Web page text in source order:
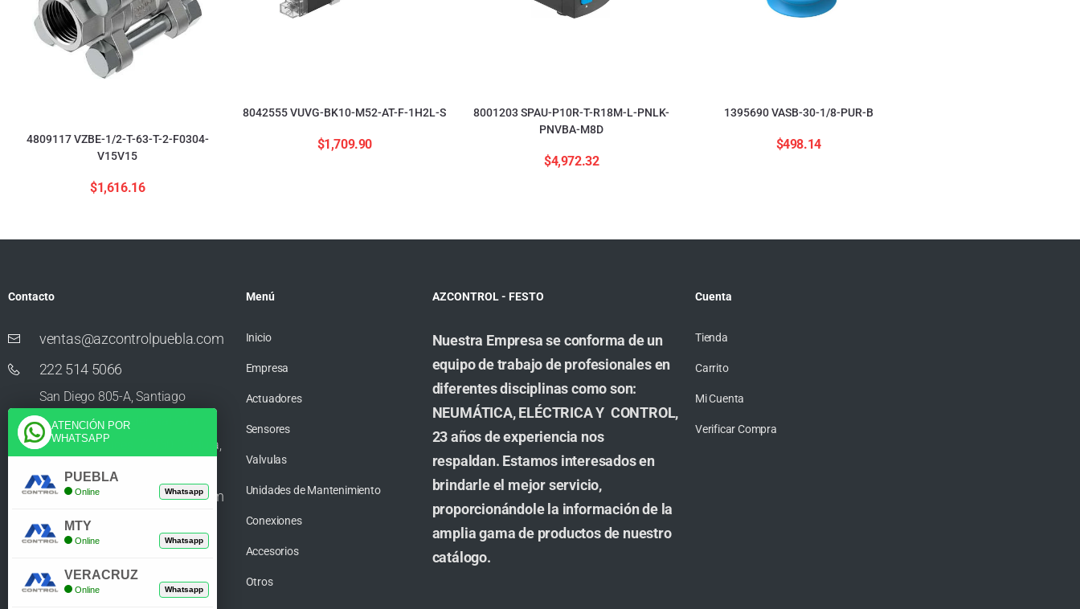
4809117 VZBE-1/2-T-63-T-2-F0304-
V15V15
$1,616.16
8042555 VUVG-BK10-M52-AT-F-1H2L-S
$1,709.90
8001203 SPAU-P10R-T-R18M-L-PNLK-
PNVBA-M8D
$4,972.32
1395690 VASB-30-1/8-PUR-B
$498.14
Contacto
ventas@azcontrolpuebla.com
222 514 5066
San Diego 805-A, Santiago
Momoxpan, Residencial San
Diego los Sauces, 72750 Cholula,
Puebla
ventas@azcontrolpuebla.com
272 282 8890
Poniente. 7 469, Centro, 94370
Orizaba, Veracruz
Menú
Inicio
Empresa
Actuadores
Sensores
Valvulas
Unidades de Mantenimiento
Conexiones
Accesorios
Otros
AZCONTROL - FESTO
Nuestra Empresa se conforma de un
equipo de trabajo de profesionales en
diferentes disciplinas como son:
NEUMÁTICA, ELÉCTRICA Y CONTROL,
23 años de experiencia nos
respaldan. Estamos interesados en
brindarle el mejor servicio,
proporcionándole la información de la
amplia gama de productos de nuestro
catálogo.
Cuenta
Tienda
Carrito
Mi Cuenta
Verificar Compra
ATENCIÓN POR
WHATSAPP
PUEBLA
Online Whatsapp
MTY
Online Whatsapp
VERACRUZ
Online Whatsapp